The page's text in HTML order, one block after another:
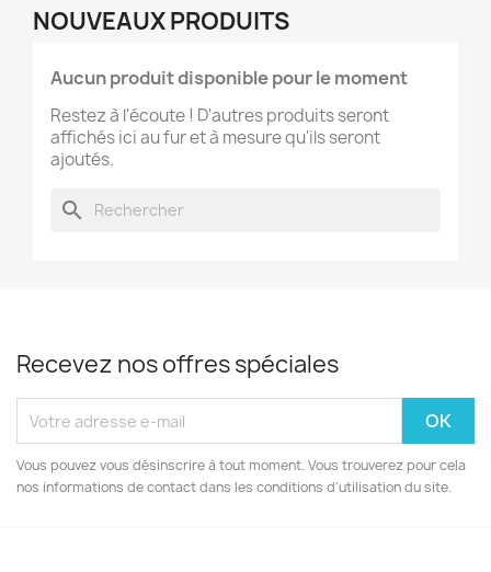
NOUVEAUX PRODUITS
Aucun produit disponible pour le moment
Restez à l'écoute ! D'autres produits seront
affichés ici au fur et à mesure qu'ils seront
ajoutés.
search
Recevez nos offres spéciales
Vous pouvez vous désinscrire à tout moment. Vous trouverez pour cela
nos informations de contact dans les conditions d'utilisation du site.